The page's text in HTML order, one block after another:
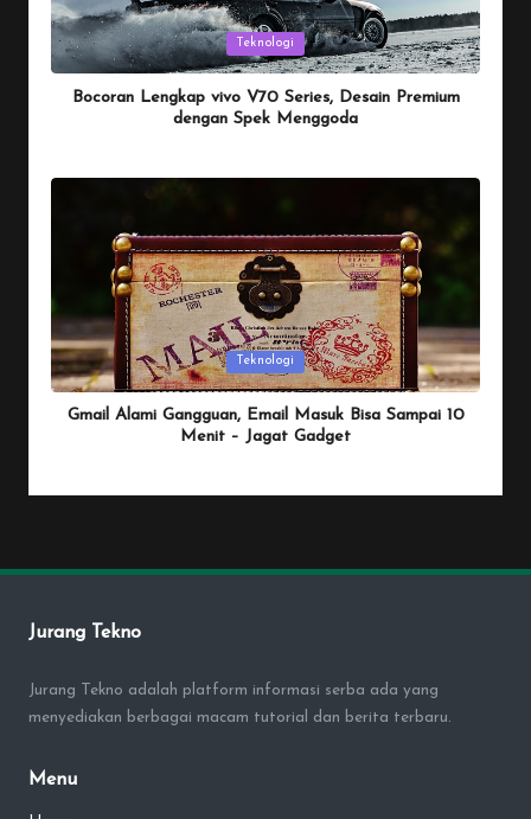
Posted
Teknologi
Bocoran Lengkap vivo V70 Series, Desain Premium
dengan Spek Menggoda
Posted
in
Teknologi
Gmail Alami Gangguan, Email Masuk Bisa Sampai 10
Menit – Jagat Gadget
Jurang Tekno
Jurang Tekno adalah platform informasi serba ada yang
menyediakan berbagai macam tutorial dan berita terbaru.
Menu